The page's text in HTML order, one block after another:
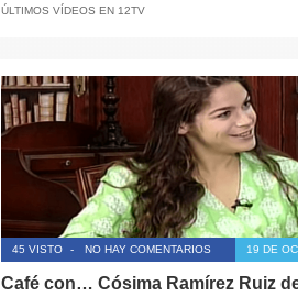
ÚLTIMOS VÍDEOS EN 12TV
45 VISTO - NO HAY COMENTARIOS 19 DE
Café con… Cósima Ramírez Ruiz